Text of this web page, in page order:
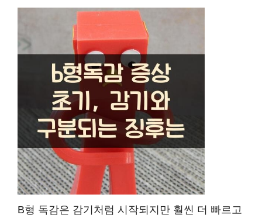
B형 독감은 감기처럼 시작되지만 훨씬 더 빠르고